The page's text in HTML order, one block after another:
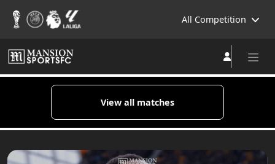
All Competition
View all matches